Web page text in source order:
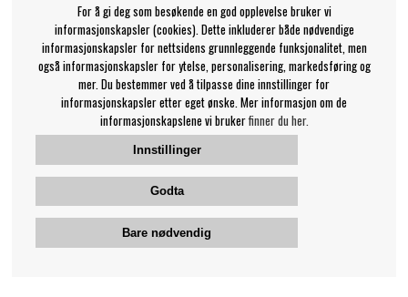
For å gi deg som besøkende en god opplevelse bruker vi
informasjonskapsler (cookies). Dette inkluderer både nødvendige
informasjonskapsler for nettsidens grunnleggende funksjonalitet, men
også informasjonskapsler for ytelse, personalisering, markedsføring og
mer. Du bestemmer ved å tilpasse dine innstillinger for
informasjonskapsler etter eget ønske. Mer informasjon om de
informasjonskapslene vi brukerfinner du her.
Innstillinger
Godta
Bare nødvendig